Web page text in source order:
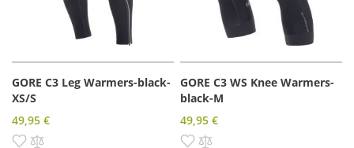
GORE C3 Leg Warmers-black-
XS/S
49,95 €
Pridať do zoznamu prianí
GORE C3 WS Knee Warmers-
black-M
49,95 €
Pridať do zoznamu prianí